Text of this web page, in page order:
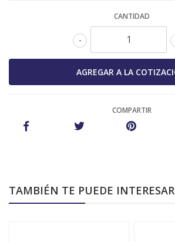
CANTIDAD
-
COMPARTIR
TAMBIÉN TE PUEDE INTERESAR